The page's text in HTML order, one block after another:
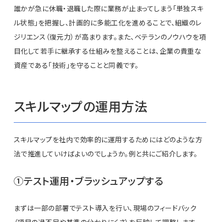
誰かが急に休職・退職した際に業務が止まってしまう「単独スキ
ル状態」を把握し、計画的に多能工化を進めることで、組織のレ
ジリエンス（復元力）が高まります。また、ベテランのノウハウを項
目化して若手に継承する仕組みを整えることは、企業の貴重な
資産である「技術」を守ることと同義です。
スキルマップの運用方法
スキルマップを社内で効率的に運用するためにはどのような方
法で推進していけばよいのでしょうか。例と共にご紹介します。
①テスト運用・ブラッシュアップする
まずは一部の部署でテスト導入を行い、現場のフィードバック